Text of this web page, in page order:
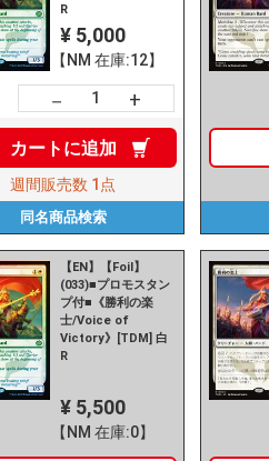
R
¥ 5,000
【NM 在庫:12】
－ +
カートに追加
週間販売数 1点
同名商品検索
【EN】【Foil】
(033)■プロモスタン
プ付■《勝利の楽
士/Voice of
Victory》[TDM] 白
R
¥ 5,500
【NM 在庫:0】